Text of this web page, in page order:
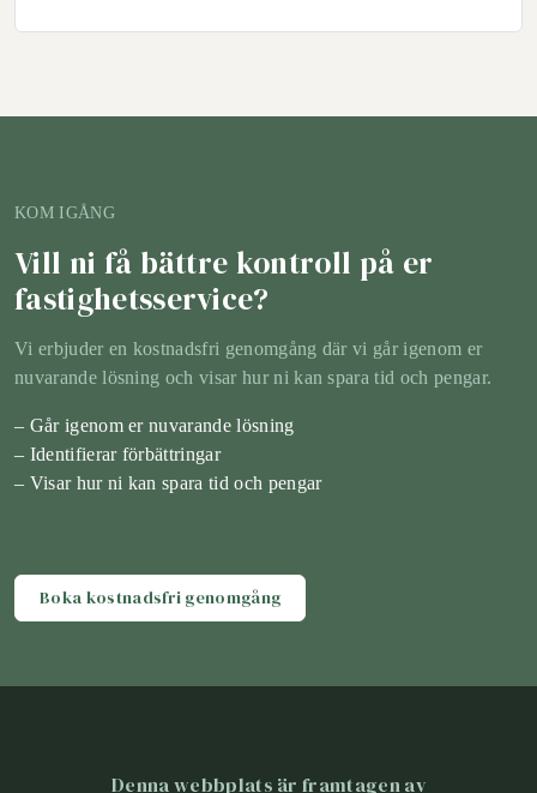
KOM IGÅNG
Vill ni få bättre kontroll på er
fastighetsservice?
Vi erbjuder en kostnadsfri genomgång där vi går igenom er
nuvarande lösning och visar hur ni kan spara tid och pengar.
– Går igenom er nuvarande lösning
– Identifierar förbättringar
– Visar hur ni kan spara tid och pengar
Boka kostnadsfri genomgång
Denna webbplats är framtagen av